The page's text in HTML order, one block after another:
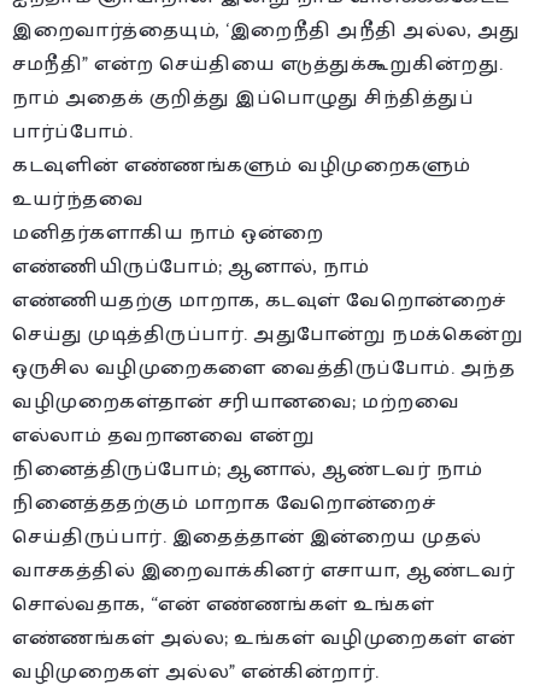
இறைவார்த்தையும், ‘இறைநீதி அநீதி அல்ல, அது
சமநீதி” என்ற செய்தியை எடுத்துக்கூறுகின்றது.
நாம் அதைக் குறித்து இப்பொழுது சிந்தித்துப்
பார்ப்போம்.
கடவுளின் எண்ணங்களும் வழிமுறைகளும்
உயர்ந்தவை
மனிதர்களாகிய நாம் ஒன்றை
எண்ணியிருப்போம்; ஆனால், நாம்
எண்ணியதற்கு மாறாக, கடவுள் வேறொன்றைச்
செய்து முடித்திருப்பார். அதுபோன்று நமக்கென்று
ஒருசில வழிமுறைகளை வைத்திருப்போம். அந்த
வழிமுறைகள்தான் சரியானவை; மற்றவை
எல்லாம் தவறானவை என்று
நினைத்திருப்போம்; ஆனால், ஆண்டவர் நாம்
நினைத்ததற்கும் மாறாக வேறொன்றைச்
செய்திருப்பார். இதைத்தான் இன்றைய முதல்
வாசகத்தில் இறைவாக்கினர் எசாயா, ஆண்டவர்
சொல்வதாக, “என் எண்ணங்கள் உங்கள்
எண்ணங்கள் அல்ல; உங்கள் வழிமுறைகள் என்
வழிமுறைகள் அல்ல” என்கின்றார்.